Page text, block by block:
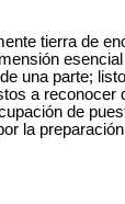
tierra de
una parte;
a reconocer
de
la